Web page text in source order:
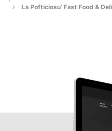
La Pofticiosu’ Fast Food &